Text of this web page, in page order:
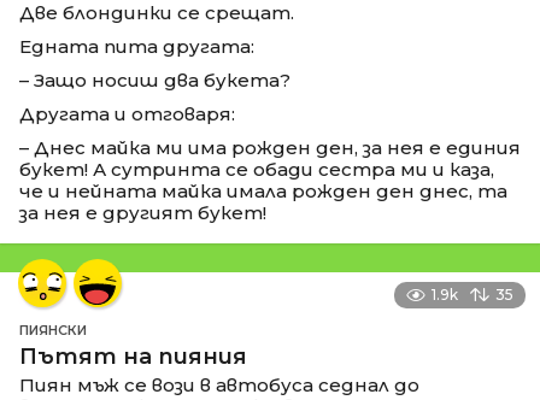
Две блондинки се срещат.
Едната пита другата:
– Защо носиш два букета?
Другата и отговаря:
– Днес майка ми има рожден ден, за нея е единия
букет! А сутринта се обади сестра ми и каза,
че и нейната майка имала рожден ден днес, та
за нея е другият букет!
1.9k 35
ПИЯНСКИ
Пътят на пияния
Пиян мъж се вози в автобуса седнал до